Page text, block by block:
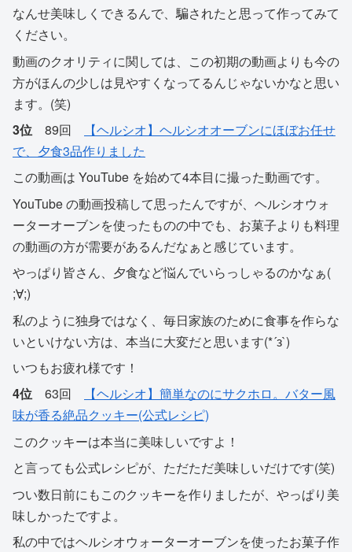
なんせ美味しくできるんで、騙されたと思って作ってみて
ください。
動画のクオリティに関しては、この初期の動画よりも今の
方がほんの少しは見やすくなってるんじゃないかなと思い
ます。(笑)
3位 89回
【ヘルシオ】ヘルシオオーブンにほぼお任せ
で、夕食3品作りました
この動画は YouTube を始めて4本目に撮った動画です。
YouTube の動画投稿して思ったんですが、ヘルシオウォ
ーターオーブンを使ったものの中でも、お菓子よりも料理
の動画の方が需要があるんだなぁと感じています。
やっぱり皆さん、夕食など悩んでいらっしゃるのかなぁ(
;∀;)
私のように独身ではなく、毎日家族のために食事を作らな
いといけない方は、本当に大変だと思います(*´з`)
いつもお疲れ様です！
4位 63回
【ヘルシオ】簡単なのにサクホロ。バター風
味が香る絶品クッキー(公式レシピ)
このクッキーは本当に美味しいですよ！
と言っても公式レシピが、ただただ美味しいだけです(笑)
つい数日前にもこのクッキーを作りましたが、やっぱり美
味しかったですよ。
私の中ではヘルシオウォーターオーブンを使ったお菓子作